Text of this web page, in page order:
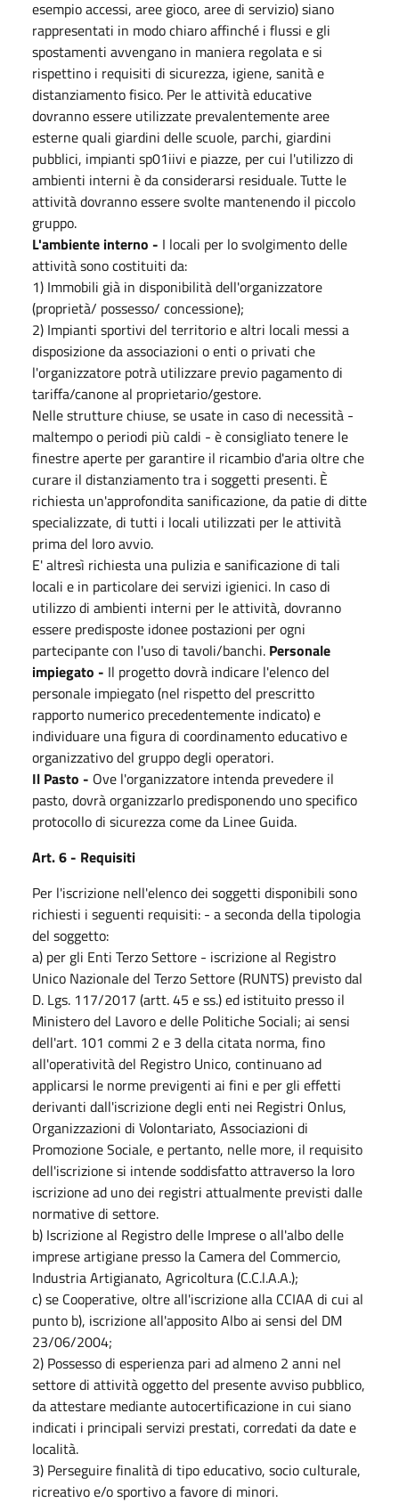
esempio accessi, aree gioco, aree di servizio) siano
rappresentati in modo chiaro affinché i flussi e gli
spostamenti avvengano in maniera regolata e si
rispettino i requisiti di sicurezza, igiene, sanità e
distanziamento fisico. Per le attività educative
dovranno essere utilizzate prevalentemente aree
esterne quali giardini delle scuole, parchi, giardini
pubblici, impianti sp01iivi e piazze, per cui l'utilizzo di
ambienti interni è da considerarsi residuale. Tutte le
attività dovranno essere svolte mantenendo il piccolo
gruppo.
L'ambiente interno - I locali per lo svolgimento delle
attività sono costituiti da:
1) Immobili già in disponibilità dell'organizzatore
(proprietà/ possesso/ concessione);
2) Impianti sportivi del territorio e altri locali messi a
disposizione da associazioni o enti o privati che
l'organizzatore potrà utilizzare previo pagamento di
tariffa/canone al proprietario/gestore.
Nelle strutture chiuse, se usate in caso di necessità -
maltempo o periodi più caldi - è consigliato tenere le
finestre aperte per garantire il ricambio d'aria oltre che
curare il distanziamento tra i soggetti presenti. È
richiesta un'approfondita sanificazione, da patie di ditte
specializzate, di tutti i locali utilizzati per le attività
prima del loro avvio.
E' altresì richiesta una pulizia e sanificazione di tali
locali e in particolare dei servizi igienici. In caso di
utilizzo di ambienti interni per le attività, dovranno
essere predisposte idonee postazioni per ogni
partecipante con l'uso di tavoli/banchi. Personale
impiegato - Il progetto dovrà indicare l'elenco del
personale impiegato (nel rispetto del prescritto
rapporto numerico precedentemente indicato) e
individuare una figura di coordinamento educativo e
organizzativo del gruppo degli operatori.
Il Pasto - Ove l'organizzatore intenda prevedere il
pasto, dovrà organizzarlo predisponendo uno specifico
protocollo di sicurezza come da Linee Guida.
Art. 6 - Requisiti
Per l'iscrizione nell'elenco dei soggetti disponibili sono
richiesti i seguenti requisiti: - a seconda della tipologia
del soggetto:
a) per gli Enti Terzo Settore - iscrizione al Registro
Unico Nazionale del Terzo Settore (RUNTS) previsto dal
D. Lgs. 117/2017 (artt. 45 e ss.) ed istituito presso il
Ministero del Lavoro e delle Politiche Sociali; ai sensi
dell'art. 101 commi 2 e 3 della citata norma, fino
all'operatività del Registro Unico, continuano ad
applicarsi le norme previgenti ai fini e per gli effetti
derivanti dall'iscrizione degli enti nei Registri Onlus,
Organizzazioni di Volontariato, Associazioni di
Promozione Sociale, e pertanto, nelle more, il requisito
dell'iscrizione si intende soddisfatto attraverso la loro
iscrizione ad uno dei registri attualmente previsti dalle
normative di settore.
b) Iscrizione al Registro delle Imprese o all'albo delle
imprese artigiane presso la Camera del Commercio,
Industria Artigianato, Agricoltura (C.C.l.A.A.);
c) se Cooperative, oltre all'iscrizione alla CCIAA di cui al
punto b), iscrizione all'apposito Albo ai sensi del DM
23/06/2004;
2) Possesso di esperienza pari ad almeno 2 anni nel
settore di attività oggetto del presente avviso pubblico,
da attestare mediante autocertificazione in cui siano
indicati i principali servizi prestati, corredati da date e
località.
3) Perseguire finalità di tipo educativo, socio culturale,
ricreativo e/o sportivo a favore di minori.